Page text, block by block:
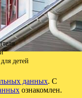
данных. С
ознакомлен.
детей